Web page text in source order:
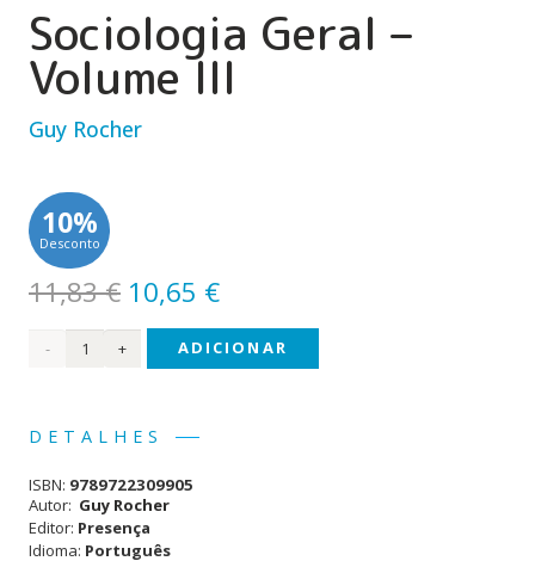
Sociologia Geral –
Volume III
Guy Rocher
10%
Desconto
11,83€ O
preço
original
11,83 €.
10,65 €O
preço
atual
Quantidade
-
Volume
ADICIONAR
DETALHES
ISBN: 9789722309905
Autor: Guy Rocher
Editor: Presença
Idioma: Português